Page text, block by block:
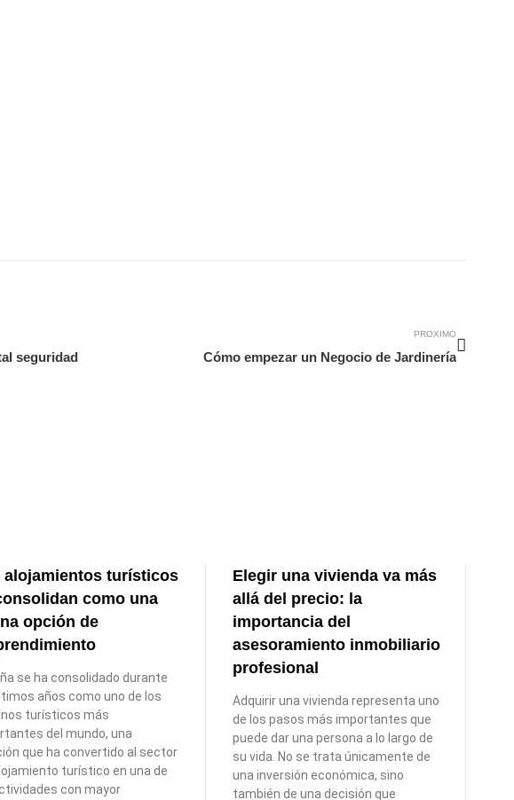
seguridad
PROXIMO
Cómo empezar un Negocio de Jardinería
alojamientos turísticos
como una
opción de
se ha consolidado durante
años como uno de los
turísticos más
del mundo, una
que ha convertido al sector
turístico en una de
con mayor
Elegir una vivienda va más
allá del precio: la
importancia del
asesoramiento inmobiliario
profesional
Adquirir una vivienda representa uno
de los pasos más importantes que
puede dar una persona a lo largo de
su vida. No se trata únicamente de
una inversión económica, sino
también de una decisión que